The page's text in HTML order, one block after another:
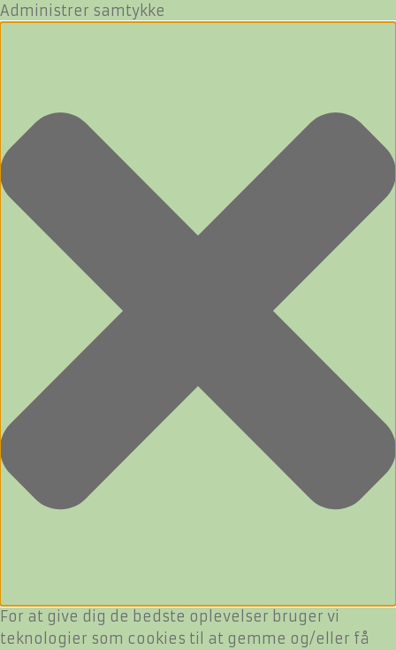
Administrer samtykke
For at give dig de bedste oplevelser bruger vi
teknologier som cookies til at gemme og/eller få